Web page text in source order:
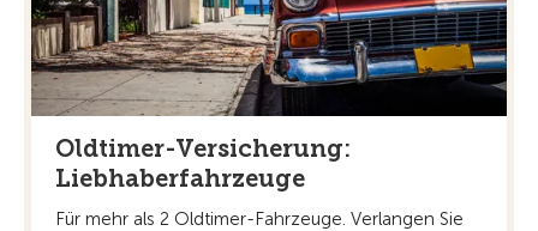
Oldtimer-Versicherung:
Liebhaberfahrzeuge
Für mehr als 2 Oldtimer-Fahrzeuge. Verlangen Sie